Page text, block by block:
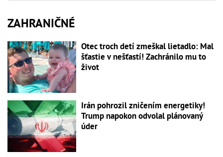
ZAHRANIČNÉ
Otec troch detí zmeškal lietadlo: Mal
šťastie v nešťastí! Zachránilo mu to
život
Irán pohrozil zničením energetiky!
Trump napokon odvolal plánovaný
úder